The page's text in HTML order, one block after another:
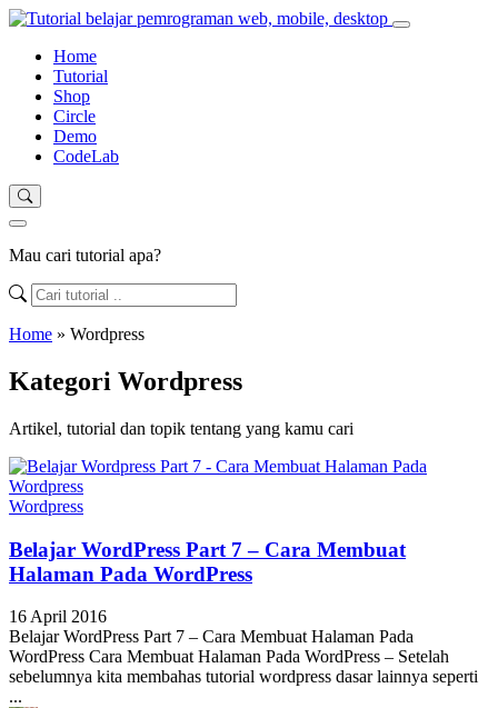
Home
Tutorial
Shop
Circle
Demo
CodeLab
Mau cari tutorial apa?
Home » Wordpress
Kategori Wordpress
Artikel, tutorial dan topik tentang yang kamu cari
Wordpress
Belajar WordPress Part 7 – Cara Membuat
Halaman Pada WordPress
16 April 2016
Belajar WordPress Part 7 – Cara Membuat Halaman Pada
WordPress Cara Membuat Halaman Pada WordPress – Setelah
sebelumnya kita membahas tutorial wordpress dasar lainnya seperti
...